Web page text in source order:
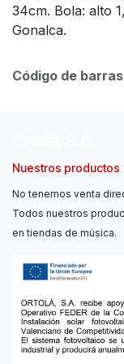
34cm. Bola: alto
Gonalca.
Código de
Nuestros productos
No tenemos venta
Todos nuestros
en tiendas de música.